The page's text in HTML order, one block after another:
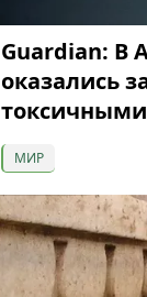
Guardian: В
оказались
МИР